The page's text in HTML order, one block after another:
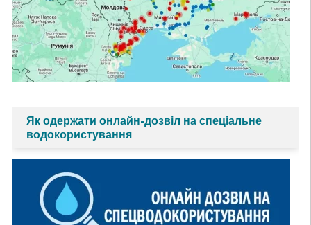
Як одержати онлайн-дозвіл на спеціальне
водокористування